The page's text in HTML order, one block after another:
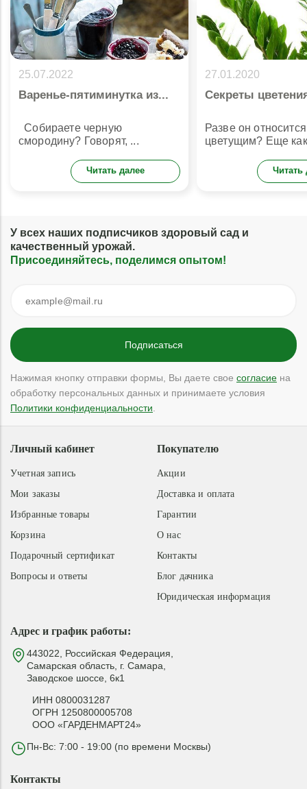
25.07.2022
Варенье-пятиминутка из...
Собираете черную
смородину? Говорят, ...
Читать далее
27.01.2020
Секреты
Разве он
цветущим? Еще как
Читать
У всех наших подписчиков здоровый сад и
качественный урожай.
Присоединяйтесь, поделимся опытом!
Нажимая кнопку отправки формы, Вы даете свое согласие на
обработку персональных данных и принимаете условия
Политики конфиденциальности
Адрес и график работы:
443022, Российская Федерация,
Самарская область, г. Самара,
Заводское шоссе, 6к1
ИНН 0800031287
ОГРН 1250800005708
ООО «ГАРДЕНМАРТ24»
Пн-Вс: 7:00 - 19:00 (по времени Москвы)
Покупателю
Акции
Доставка и оплата
Гарантии
О нас
Контакты
Блог дачника
Юридическая информация
Личный кабинет
Учетная запись
Мои заказы
Избранные товары
Корзина
Подарочный сертификат
Вопросы и ответы
Контакты